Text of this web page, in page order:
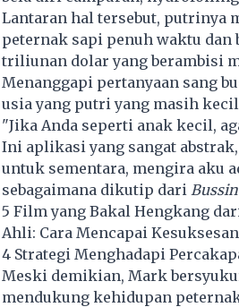
Lantaran hal tersebut, putrinya
peternak sapi penuh waktu
triliunan dolar yang berambisi
Menanggapi pertanyaan sang
usia yang putri yang masih
"Jika Anda seperti anak kecil,
Ini aplikasi yang sangat
untuk sementara, mengira aku
sebagaimana dikutip dari
5 Film yang Bakal Hengkang
Ahli: Cara Mencapai
4 Strategi Menghadapi
Meski demikian, Mark
mendukung kehidupan